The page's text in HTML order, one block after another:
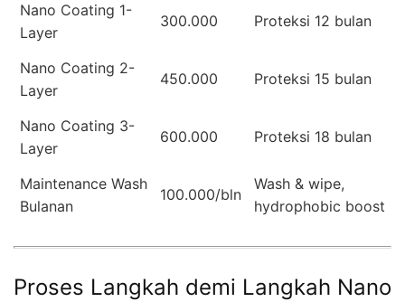
Nano Coating 1-
Layer
300.000 Proteksi 12 bulan
Nano Coating 2-
Layer
450.000 Proteksi 15 bulan
Nano Coating 3-
Layer
600.000 Proteksi 18 bulan
Maintenance Wash
Bulanan
100.000/bln
Wash & wipe,
hydrophobic boost
Proses Langkah demi Langkah Nano